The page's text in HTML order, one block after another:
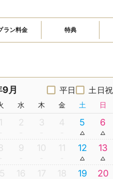
ラン料金 特典
月 平日 土日祝
水 木 金 土 日
1 2 3 4 5 6
9 10 11 12 13
16 17 18 19 20